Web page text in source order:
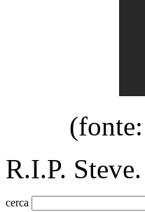
(fonte:
R.I.P. Steve.
cerca